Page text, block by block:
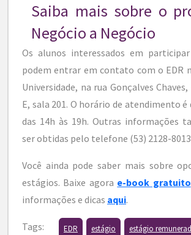
Saiba mais sobre o
Negócio a Negócio
Os alunos interessados em
podem entrar em contato com o EDR
Universidade, na rua Gonçalves
E, sala 201. O horário de atendimento é
das 14h às 19h. Outras informações
ser obtidas pelo telefone (53) 2128-
Você ainda pode saber mais sobre
estágios. Baixe agora e-book gratuito
informações e dicas aqui.
Tags: EDR estágio estágio